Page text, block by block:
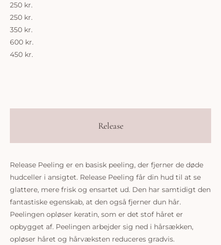
250 kr.
250 kr.
350 kr.
600 kr.
450 kr.
Release
Release Peeling er en basisk peeling, der fjerner de døde
hudceller i ansigtet. Release Peeling får din hud til at se
glattere, mere frisk og ensartet ud. Den har samtidigt den
fantastiske egenskab, at den også fjerner dun hår.
Peelingen opløser keratin, som er det stof håret er
opbygget af. Peelingen arbejder sig ned i hårsækken,
opløser håret og hårvæksten reduceres gradvis.